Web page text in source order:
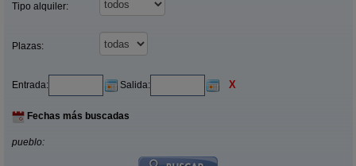
Tipo alquiler:
Plazas:
Entrada: Salida: X
Fechas más buscadas
pueblo: